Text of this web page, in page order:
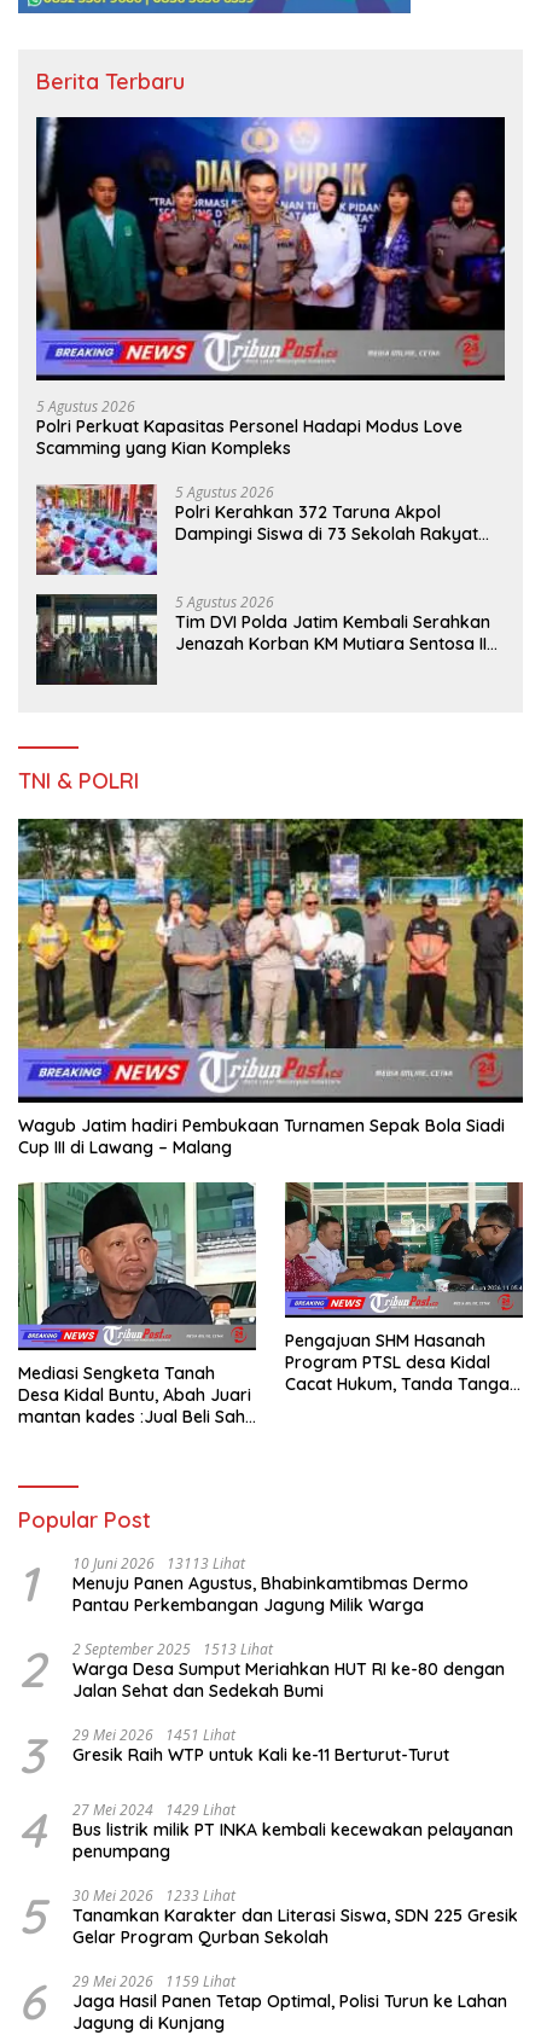
Berita Terbaru
5 Agustus 2026
Polri Perkuat Kapasitas Personel Hadapi Modus Love
Scamming yang Kian Kompleks
5 Agustus 2026
Polri Kerahkan 372 Taruna Akpol
Dampingi Siswa di 73 Sekolah Rakyat
5 Agustus 2026
Tim DVI Polda Jatim Kembali Serahkan
Jenazah Korban KM Mutiara Sentosa II
TNI & POLRI
Wagub Jatim hadiri Pembukaan Turnamen Sepak Bola Siadi
Cup III di Lawang – Malang
Mediasi Sengketa Tanah
Desa Kidal Buntu, Abah Juari
mantan kades :Jual Beli Sah,
Membatalkan Hak Warga.
Pengajuan SHM Hasanah
Program PTSL desa Kidal
Cacat Hukum, Tanda Tangan
Popular Post
1 10 Juni 2026 13113 Lihat
Menuju Panen Agustus, Bhabinkamtibmas Dermo
Pantau Perkembangan Jagung Milik Warga
2 2 September 2025 1513 Lihat
Warga Desa Sumput Meriahkan HUT RI ke-80 dengan
Jalan Sehat dan Sedekah Bumi ‎
3 29 Mei 2026 1451 Lihat
Gresik Raih WTP untuk Kali ke-11 Berturut-Turut
4 27 Mei 2024 1429 Lihat
Bus listrik milik PT INKA kembali kecewakan pelayanan
penumpang
5 30 Mei 2026 1233 Lihat
Tanamkan Karakter dan Literasi Siswa, SDN 225 Gresik
Gelar Program Qurban Sekolah
6 29 Mei 2026 1159 Lihat
Jaga Hasil Panen Tetap Optimal, Polisi Turun ke Lahan
Jagung di Kunjang